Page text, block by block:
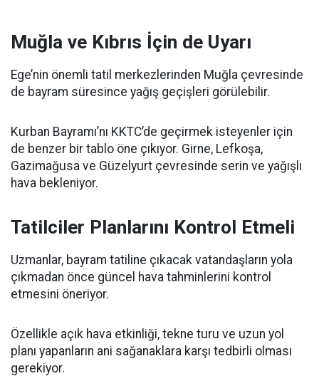
Muğla ve Kıbrıs İçin de Uyarı
Ege’nin önemli tatil merkezlerinden Muğla çevresinde
de bayram süresince yağış geçişleri görülebilir.
Kurban Bayramı’nı KKTC’de geçirmek isteyenler için
de benzer bir tablo öne çıkıyor. Girne, Lefkoşa,
Gazimağusa ve Güzelyurt çevresinde serin ve yağışlı
hava bekleniyor.
Tatilciler Planlarını Kontrol Etmeli
Uzmanlar, bayram tatiline çıkacak vatandaşların yola
çıkmadan önce güncel hava tahminlerini kontrol
etmesini öneriyor.
Özellikle açık hava etkinliği, tekne turu ve uzun yol
planı yapanların ani sağanaklara karşı tedbirli olması
gerekiyor.